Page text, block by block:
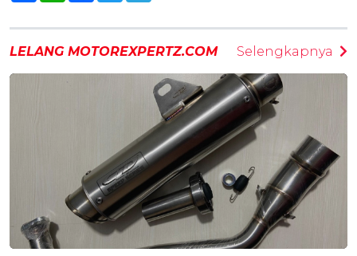
LELANG MOTOREXPERTZ.COM Selengkapnya